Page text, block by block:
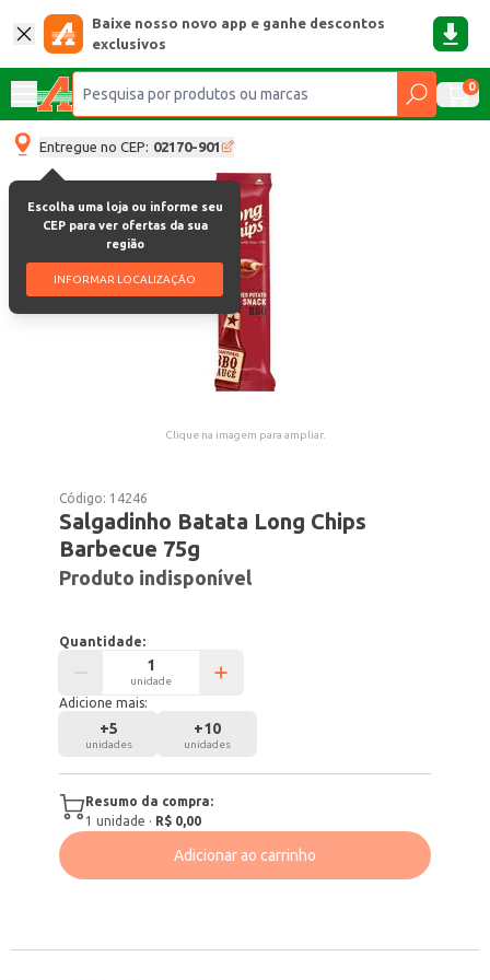
Baixe nosso novo app e ganhe descontos
exclusivos
0
Entregue no CEP: 02170-901
Escolha uma loja ou informe seu
CEP para ver ofertas da sua
região
INFORMAR LOCALIZAÇÃO
Clique na imagem para ampliar.
Código: 14246
Salgadinho Batata Long Chips
Barbecue 75g
Produto indisponível
Quantidade:
unidade
Adicione mais:
+5
unidades
+10
unidades
Resumo da compra:
1 unidade · R$ 0,00
Adicionar ao carrinho